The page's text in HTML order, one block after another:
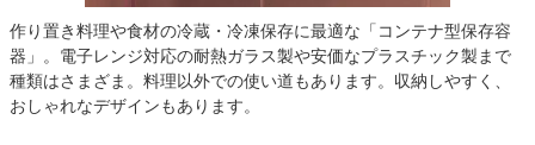
作り置き料理や食材の冷蔵・冷凍保存に最適な「コンテナ型保存容
器」。電子レンジ対応の耐熱ガラス製や安価なプラスチック製まで
種類はさまざま。料理以外での使い道もあります。収納しやすく、
おしゃれなデザインもあります。